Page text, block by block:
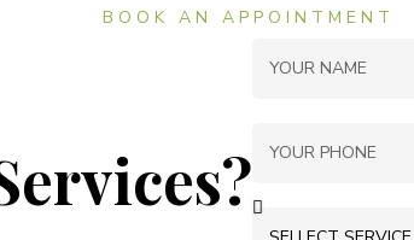
BOOK AN APPOINTMENT